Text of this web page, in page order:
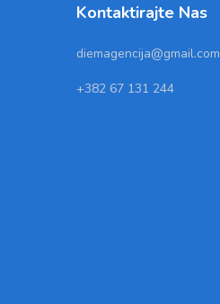
Kontaktirajte Nas
diemagencija@gmail.com
+382 67 131 244